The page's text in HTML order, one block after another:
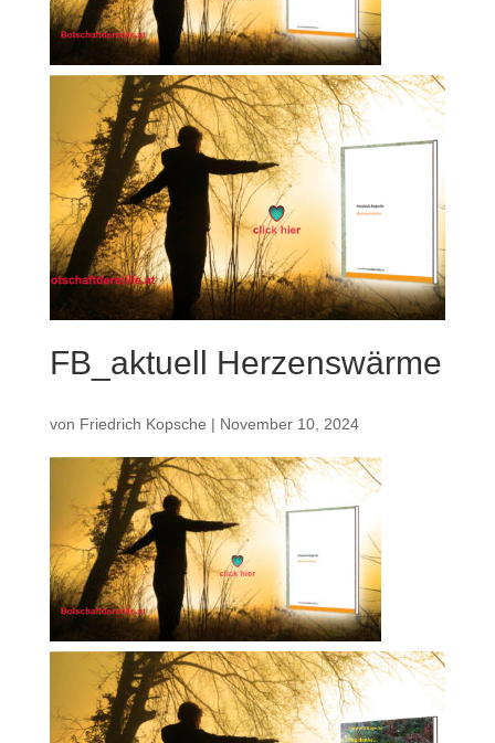
FB_aktuell Herzenswärme
von Friedrich Kopsche | November 10, 2024